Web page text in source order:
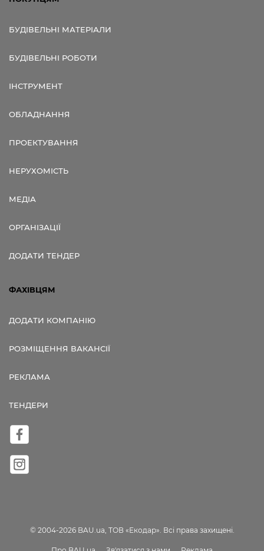
БУДІВЕЛЬНІ МАТЕРІАЛИ
БУДІВЕЛЬНІ РОБОТИ
ІНСТРУМЕНТ
ОБЛАДНАННЯ
ПРОЕКТУВАННЯ
НЕРУХОМІСТЬ
МЕДІА
ОРГАНІЗАЦІЇ
ДОДАТИ ТЕНДЕР
ФАХІВЦЯМ
ДОДАТИ КОМПАНІЮ
РОЗМІЩЕННЯ ВАКАНСІЇ
РЕКЛАМА
ТЕНДЕРИ
© 2004-2026 BAU.ua, ТОВ «Екодар». Всі права захищені.